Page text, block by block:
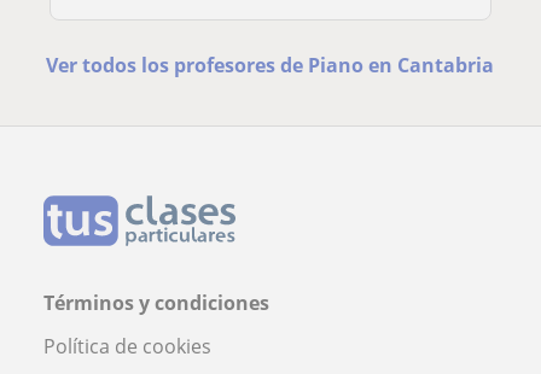
Ver todos los profesores de Piano en Cantabria
Términos y condiciones
Política de cookies